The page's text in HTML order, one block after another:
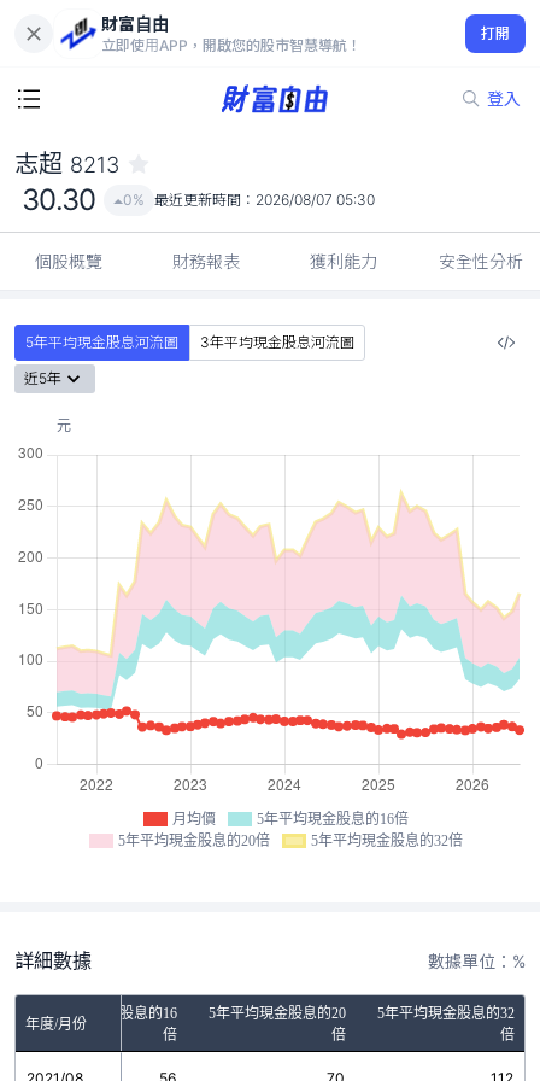
財富自由
立即使用APP，開啟您的股市智慧導航！
打開
登入
30.30
0%
志超 8213
30.30 0% 最近更新時間： 2026/08/07 05:30
個股概覽 財務報表 獲利能力 安全性分析
5年平均現金股息河流圖
3年平均現金股息河流圖
近5年
月均價
5年平均現金股息的16倍
5年平均現金股息的20倍
5年平均現金股息的32倍
詳細數據 數據單位：%
年度/月份
5年平均現金股息的16
倍
5年平均現金股息的20
倍
5年平均現金股息的32
倍